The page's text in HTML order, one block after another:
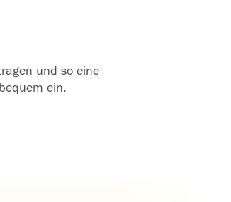
und so eine
ein.